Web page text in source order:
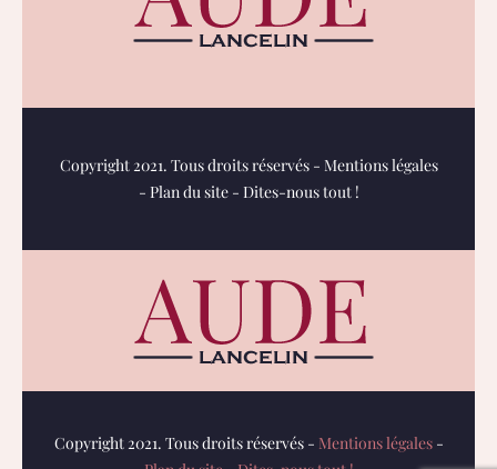
Copyright 2021. Tous droits réservés - Mentions légales
- Plan du site- Dites-nous tout !
Copyright 2021. Tous droits réservés - Mentions légales-